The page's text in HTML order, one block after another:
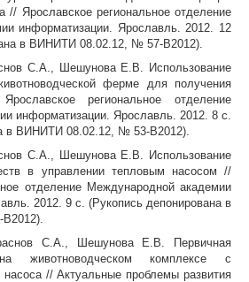
// Ярославское региональное отделение
информатизации. Ярославль. 2012. 12
в ВИНИТИ 08.02.12, № 57-В2012).
С.А., Шешунова Е.В. Использование
ферме для получения
региональное отделение
информатизации. Ярославль. 2012. 8 с.
в ВИНИТИ 08.02.12, № 53-В2012).
С.А., Шешунова Е.В. Использование
в управлении тепловым насосом //
отделение Международной академии
2012. 9 с. (Рукопись депонирована в
С.А., Шешунова Е.В. Первичная
животноводческом комплексе с
насоса // Актуальные проблемы развития